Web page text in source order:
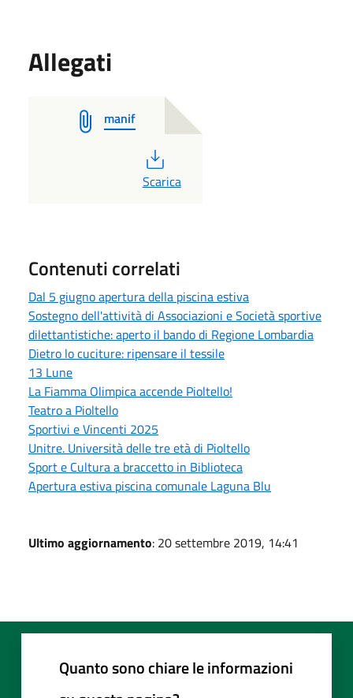
Allegati
manif
PDF
Scarica
Contenuti correlati
Dal 5 giugno apertura della piscina estiva
Sostegno dell'attività di Associazioni e Società sportive
dilettantistiche: aperto il bando di Regione Lombardia
Dietro lo cuciture: ripensare il tessile
13 Lune
La Fiamma Olimpica accende Pioltello!
Teatro a Pioltello
Sportivi e Vincenti 2025
Unitre. Università delle tre età di Pioltello
Sport e Cultura a braccetto in Biblioteca
Apertura estiva piscina comunale Laguna Blu
Ultimo aggiornamento: 20 settembre 2019, 14:41
Quanto sono chiare le informazioni